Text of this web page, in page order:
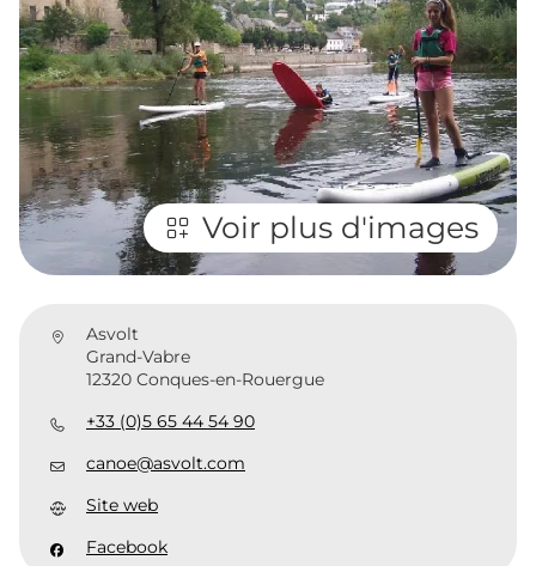
Voir plus d'images
Asvolt
Grand-Vabre
12320 Conques-en-Rouergue
+33 (0)5 65 44 54 90
canoe@asvolt.com
Site web
Facebook